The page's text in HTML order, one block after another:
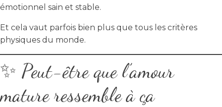
émotionnel sain et stable.
Et cela vaut parfois bien plus que tous les critères
physiques du monde.
✨ Peut-être que l’amour
mature ressemble à ça